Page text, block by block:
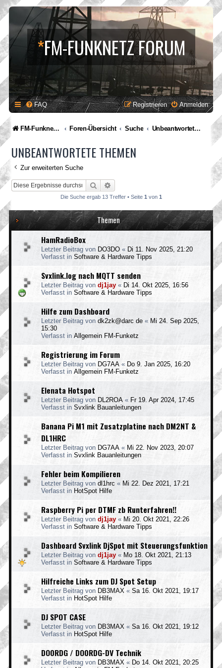
*FM-FUNKNETZ FORUM
FAQ Anmelden
Registrieren
FM-Funknetz Relaisverbund Foren-Übersicht Suche Unbeantwortete Themen
UNBEANTWORTETE THEMEN
Zur erweiterten Suche
Suche
Die Suche ergab 13 Treffer • Seite 1 von 1
Themen
HamRadioBox
Letzter Beitrag von DO3DO « Di 11. Nov 2025, 21:20
Verfasst in Software & Hardware Tipps
Svxlink.log nach MQTT senden
Letzter Beitrag von dj1jay « Di 14. Okt 2025, 16:56
Verfasst in Software & Hardware Tipps
Hilfe zum Dashboard
Letzter Beitrag von dk2zk@darc de « Mi 24. Sep 2025,
15:30
Verfasst in Allgemein FM-Funketz
Registrierung im Forum
Letzter Beitrag von DG7AA « Do 9. Jan 2025, 16:20
Verfasst in Allgemein FM-Funketz
Elenata Hotspot
Letzter Beitrag von DL2ROA « Fr 19. Apr 2024, 17:45
Verfasst in Svxlink Bauanleitungen
Banana Pi M1 mit Zusatzplatine nach DM2NT &
DL1HRC
Letzter Beitrag von DG7AA « Mi 22. Nov 2023, 20:07
Verfasst in Svxlink Bauanleitungen
Fehler beim Kompilieren
Letzter Beitrag von dl1hrc « Mi 22. Dez 2021, 17:21
Verfasst in HotSpot Hilfe
Raspberry Pi per DTMF zb Runterfahren!!
Letzter Beitrag von dj1jay « Mi 20. Okt 2021, 22:26
Verfasst in Software & Hardware Tipps
Dashboard Svxlink DjSpot mit Steuerungsfunktion
Letzter Beitrag von dj1jay « Mo 18. Okt 2021, 21:13
Verfasst in Software & Hardware Tipps
Hilfreiche Links zum DJ Spot Setup
Letzter Beitrag von DB3MAX « Sa 16. Okt 2021, 19:17
Verfasst in HotSpot Hilfe
DJ SPOT CASE
Letzter Beitrag von DB3MAX « Sa 16. Okt 2021, 19:12
Verfasst in HotSpot Hilfe
DO0RDG / DO0RDG-DV Technik
Letzter Beitrag von DB3MAX « Do 14. Okt 2021, 20:25